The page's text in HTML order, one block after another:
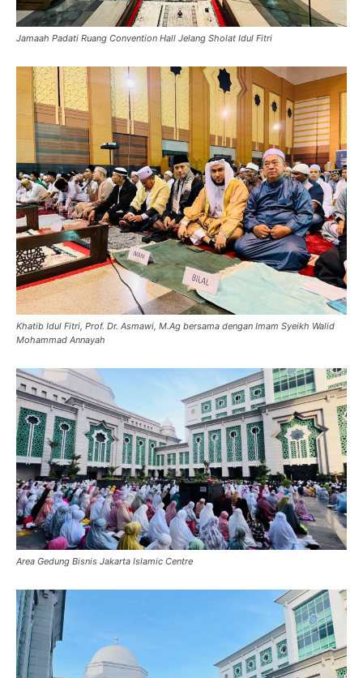
Jamaah Padati Ruang Convention Hall Jelang Sholat Idul Fitri
Khatib Idul Fitri, Prof. Dr. Asmawi, M.Ag bersama dengan Imam Syeikh Walid
Mohammad Annayah
Area Gedung Bisnis Jakarta Islamic Centre